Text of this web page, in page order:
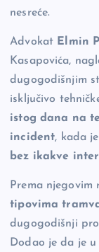
nesreće.
Advokat Elmin
Kasapovića,
dugogodišnjim
isključivo
istog dana na
incident, kada je
bez ikakve
Prema njegovim
tipovima
dugogodišnji
Dodao je da je